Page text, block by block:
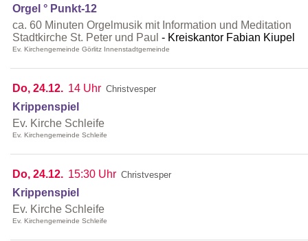
Orgel ° Punkt-12
ca. 60 Minuten Orgelmusik mit Information und Meditation
Stadtkirche St. Peter und Paul
Kreiskantor Fabian Kiupel
Ev. Kirchengemeinde Görlitz Innenstadtgemeinde
Do, 24.12. 14 Uhr Christvesper
Krippenspiel
Ev. Kirche Schleife
Ev. Kirchengemeinde Schleife
Do, 24.12. 15:30 Uhr Christvesper
Krippenspiel
Ev. Kirche Schleife
Ev. Kirchengemeinde Schleife